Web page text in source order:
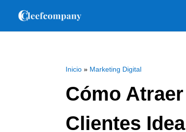
Inicio » Marketing Digital
Cómo
Clientes